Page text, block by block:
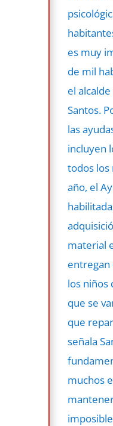
es muy
de mil
el
Santos.
las
incluyen
todos los
año, el
material
entregan
los niños
que se
que
señala
muchos